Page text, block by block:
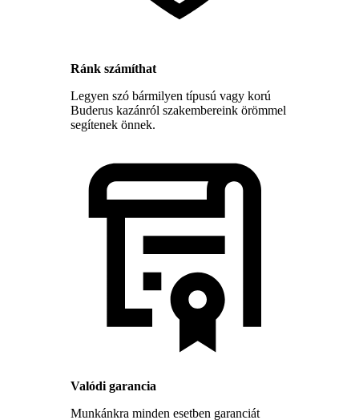
Ránk számíthat
Legyen szó bármilyen típusú vagy korú
Buderus kazánról szakembereink örömmel
segítenek önnek.
Valódi garancia
Munkánkra minden esetben garanciát